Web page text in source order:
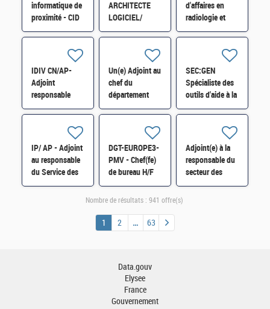
informatique de
proximité - CID
34 - B - PAU -
ARCHITECTE
LOGICIEL/
GESTIONNAIRE
d'affaires en
radiologie et
physique
IDIV CN/AP-
Adjoint
responsable
division
Humaines -
Formation
Professionnelle
H/F
Un(e) Adjoint au
chef du
département
Comptabilité
SEC:GEN
Spécialiste des
outils d'aide à la
traduction H/F
IP/ AP - Adjoint
au responsable
du Service des
Impôts des
DGT-EUROPE3-
PMV - Chef(fe)
de bureau H/F
Adjoint(e) à la
responsable du
secteur des
distinctions
Nombre de résultats : 941 offre(s)
1 2 63
Data.gouv
Elysee
France
Gouvernement